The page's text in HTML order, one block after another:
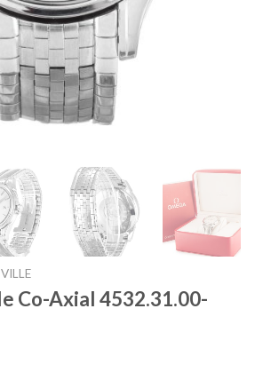
Co-Axial 4532.31.00-